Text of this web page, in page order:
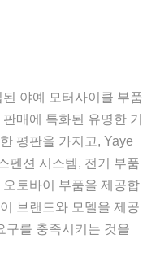
야예 모터사이클 부품
매에 특화된 유명한 기
평판을 가지고, Yaye
펜션 시스템, 전기 부품
토바이 부품을 제공합
브랜드와 모델을 제공
구를 충족시키는 것을